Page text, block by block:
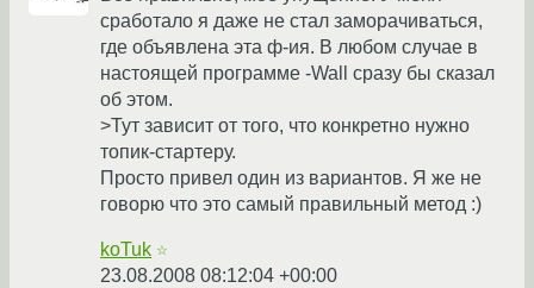
сработало я даже не стал заморачиваться,
где объявлена эта ф-ия. В любом случае в
настоящей программе -Wall сразу бы сказал
об этом.
>Тут зависит от того, что конкретно нужно
топик-стартеру.
Просто привел один из вариантов. Я же не
говорю что это самый правильный метод :)
koTuk ☆
23.08.2008 08:12:04 +00:00